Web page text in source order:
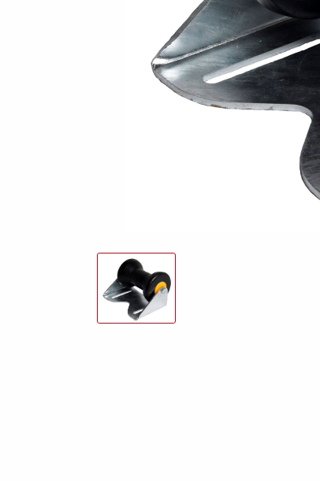
Beleuchtung
Kasten &
Laubgitteraufsatz